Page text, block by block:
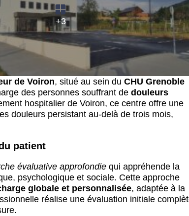
+3
de Voiron, situé au sein du CHU Grenoble
des personnes souffrant de douleurs
hospitalier de Voiron, ce centre offre une
douleurs persistant au-delà de trois mois,
patient
évaluative approfondie qui appréhende la
psychologique et sociale. Cette approche
globale et personnalisée, adaptée à la
réalise une évaluation initiale